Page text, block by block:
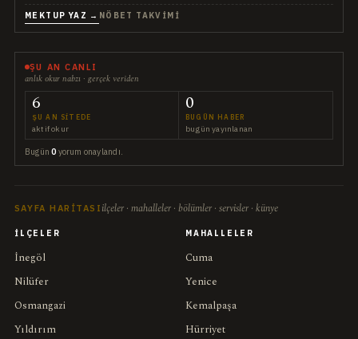
MEKTUP YAZ → NÖBET TAKVIMI
ŞU AN CANLI
anlık okur nabzı · gerçek veriden
6
ŞU AN SITEDE
aktif okur
0
BUGÜN HABER
bugün yayınlanan
Bugün0 yorum onaylandı.
SAYFA HARITASI ilçeler · mahalleler · bölümler · servisler · künye
İLÇELER
İnegöl
Nilüfer
Osmangazi
Yıldırım
MAHALLELER
Cuma
Yenice
Kemalpaşa
Hürriyet